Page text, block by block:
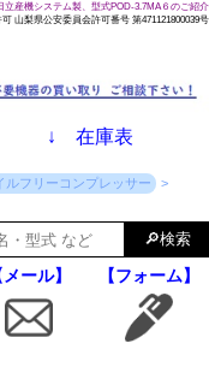
産機システム製、型式POD-3.7MA６のご紹介
山梨県公安委員会許可番号 第471121800039号
↓ 在庫表
ルフリーコンプレッサー
メール】 【フォーム】